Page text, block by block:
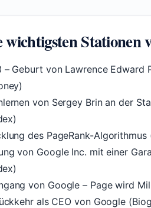
Stationen
– Geburt von Lawrence Edward
von Sergey Brin an der
des PageRank-Algorithmus
von Google Inc. mit einer
von Google – Page wird
als CEO von Google